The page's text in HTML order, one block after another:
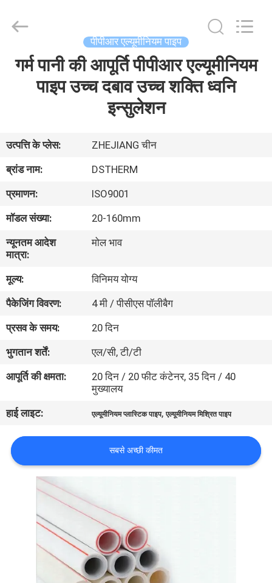
घर
हमारे
बारे
में
कारखाने
का
गुणवत्ता
नियंत्रण
हमसे
करें
समाचार
साइटमैप
LIMITED.
पीपीआर एल्यूमीनियम पाइप
गर्म पानी की आपूर्ति पीपीआर एल्यूमीनियम
पाइप उच्च दबाव उच्च शक्ति ध्वनि
इन्सुलेशन
उत्पत्ति के प्लेस:
ZHEJIANG चीन
ब्रांड नाम:
DSTHERM
प्रमाणन:
ISO9001
मॉडल संख्या:
20-160mm
न्यूनतम आदेश
मात्रा:
मोल भाव
मूल्य:
विनिमय योग्य
पैकेजिंग विवरण:
4 मी / पीसीएस पॉलीबैग
प्रसव के समय:
20 दिन
भुगतान शर्तें:
एल/सी, टी/टी
आपूर्ति की क्षमता:
20 दिन / 20 फीट कंटेनर, 35 दिन / 40
मुख्यालय
हाई लाइट:
एल्यूमीनियम प्लास्टिक पाइप,एल्यूमीनियम मिश्रित पाइप
सबसे अच्छी कीमत